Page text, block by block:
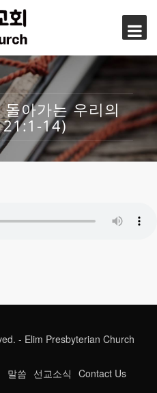
아가는 우리의
21:1-14)
- Elim Presbyterian Church
말씀 선교소식 Contact Us